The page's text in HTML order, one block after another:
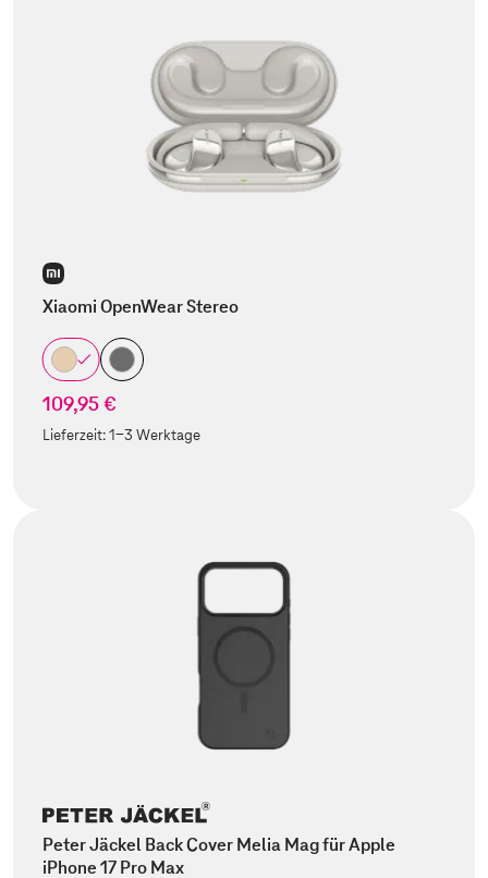
Xiaomi OpenWear Stereo
109,95 €
Lieferzeit:1-3 Werktage
Peter Jäckel Back Cover Melia Mag für Apple
iPhone 17 Pro Max